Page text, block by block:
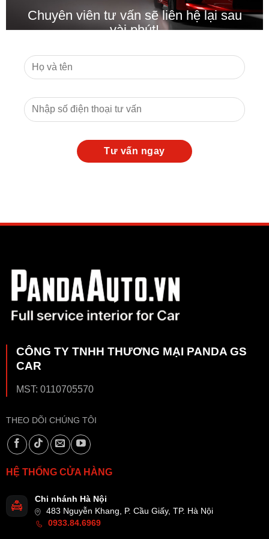
Chuyên viên tư vấn sẽ liên hệ lại sau
vài phút!
CÔNG TY TNHH THƯƠNG MẠI PANDA GS
CAR
MST: 0110705570
THEO DÕI CHÚNG TÔI
HỆ THỐNG CỬA HÀNG
Chi nhánh Hà Nội
483 Nguyễn Khang, P. Cầu Giấy, TP. Hà Nội
0933.84.6969